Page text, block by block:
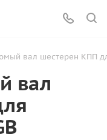
вал шестерен КПП
вал